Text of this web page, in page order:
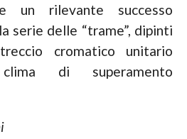
un rilevante successo
serie delle “trame”, dipinti
cromatico unitario
di superamento